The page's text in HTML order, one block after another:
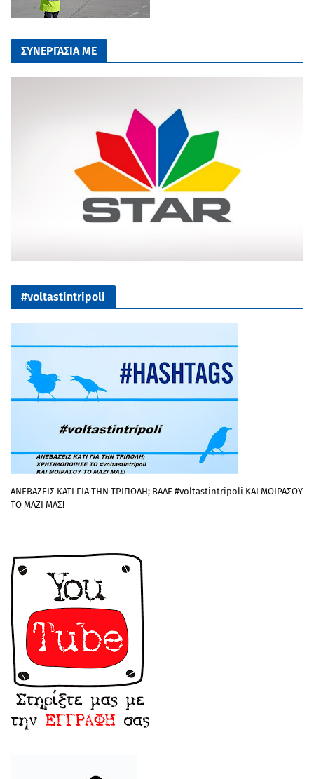
ΣΥΝΕΡΓΑΣΙΑ ΜΕ
#voltastintripoli
ΑΝΕΒΑΖΕΙΣ ΚΑΤΙ ΓΙΑ ΤΗΝ ΤΡΙΠΟΛΗ; ΒΑΛΕ #voltastintripoli ΚΑΙ ΜΟΙΡΑΣΟΥ
ΤΟ ΜΑΖΙ ΜΑΣ!